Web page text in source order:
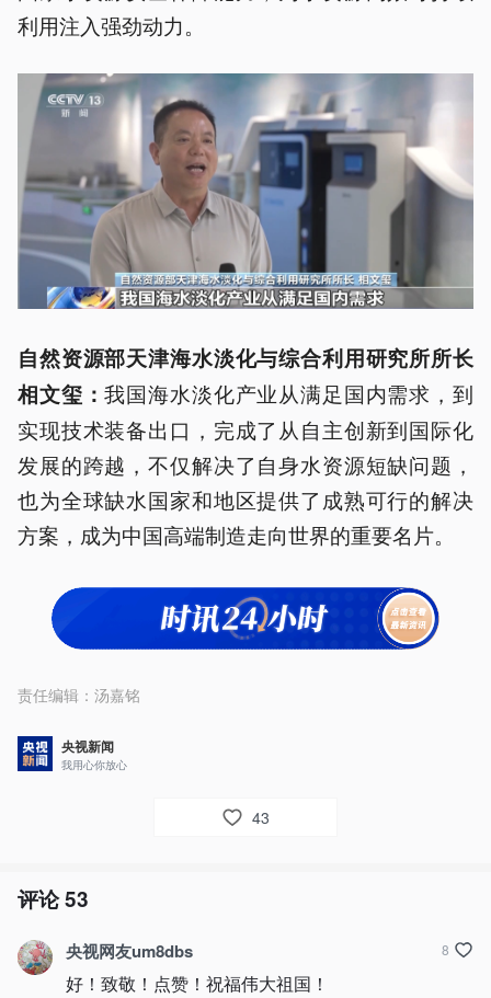
利用注入强劲动力。
自然资源部天津海水淡化与综合利用研究所所长
相文玺：我国海水淡化产业从满足国内需求，到
实现技术装备出口，完成了从自主创新到国际化
发展的跨越，不仅解决了自身水资源短缺问题，
也为全球缺水国家和地区提供了成熟可行的解决
方案，成为中国高端制造走向世界的重要名片。
责任编辑： 汤嘉铭
央视新闻
我用心你放心
43
评论53
央视网友um8dbs
好！致敬！点赞！祝福伟大祖国！
8